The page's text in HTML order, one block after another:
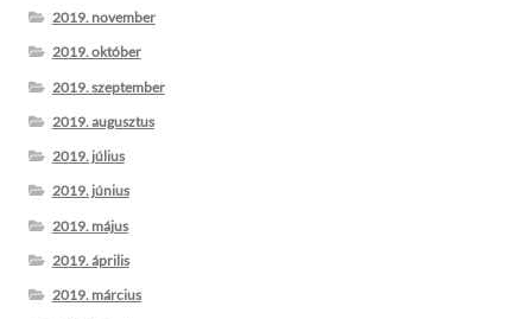
2019. november
2019. október
2019. szeptember
2019. augusztus
2019. július
2019. június
2019. május
2019. április
2019. március